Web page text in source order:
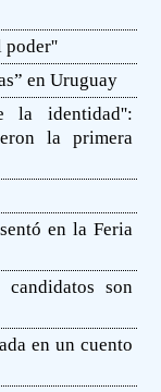
poder''
en Uruguay
la identidad'':
la primera
en la Feria
son
en un cuento